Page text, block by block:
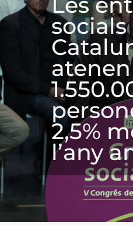
socials
atenen
2,5%
l’any